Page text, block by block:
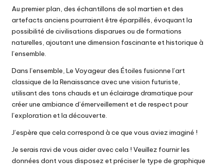
Au premier plan, des échantillons de sol martien et des
artefacts anciens pourraient être éparpillés, évoquant la
possibilité de civilisations disparues ou de formations
naturelles, ajoutant une dimension fascinante et historique à
l’ensemble.
Dans l’ensemble, Le Voyageur des Étoiles fusionne l’art
classique de la Renaissance avec une vision futuriste,
utilisant des tons chauds et un éclairage dramatique pour
créer une ambiance d’émerveillement et de respect pour
l’exploration et la découverte.
J’espère que cela correspond à ce que vous aviez imaginé !
Je serais ravi de vous aider avec cela ! Veuillez fournir les
données dont vous disposez et préciser le type de graphique